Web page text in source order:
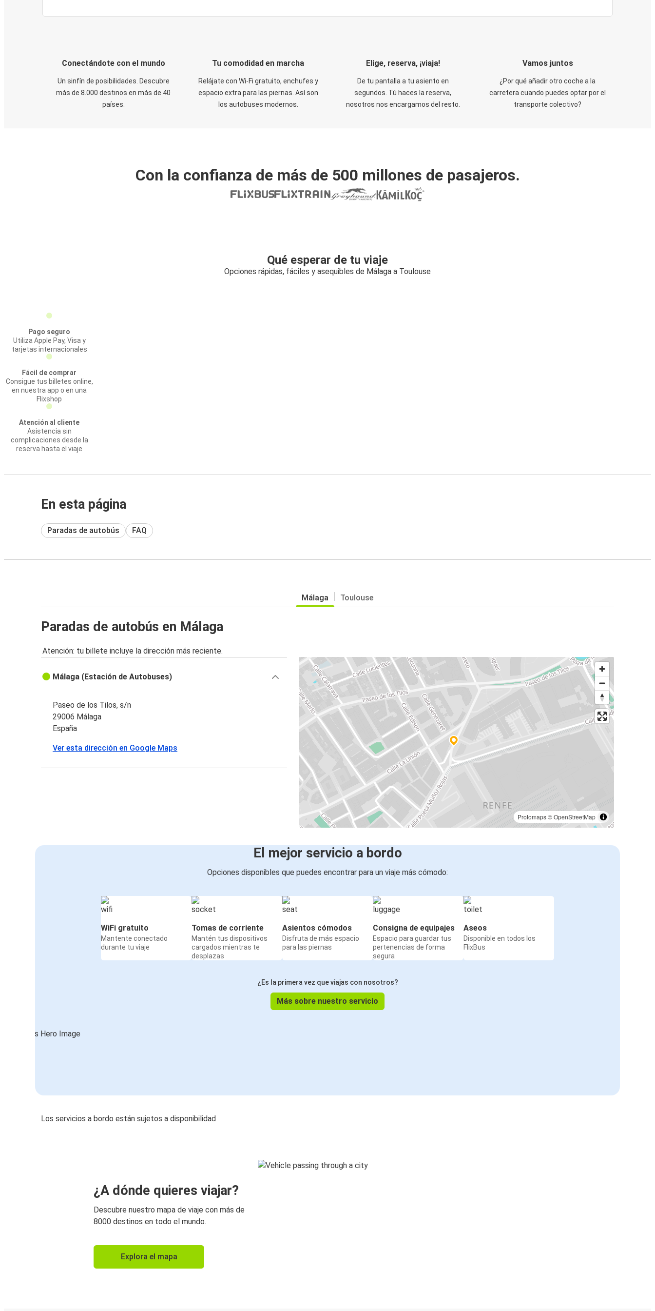
Conectándote con el mundo
Un sinfín de posibilidades. Descubre
más de 8.000 destinos en más de 40
países.
Tu comodidad en marcha
Relájate con Wi-Fi gratuito, enchufes y
espacio extra para las piernas. Así son
los autobuses modernos.
Elige, reserva, ¡viaja!
De tu pantalla a tu asiento en
segundos. Tú haces la reserva,
nosotros nos encargamos del resto.
Vamos juntos
¿Por qué añadir otro coche a la
carretera cuando puedes optar por el
transporte colectivo?
Con la confianza de más de 500 millones de pasajeros.
Qué esperar de tu viaje
Opciones rápidas, fáciles y asequibles de Málaga a Toulouse
Pago seguro
Utiliza Apple Pay, Visa y
tarjetas internacionales
Fácil de comprar
Consigue tus billetes online,
en nuestra app o en una
Flixshop
Atención al cliente
Asistencia sin
complicaciones desde la
reserva hasta el viaje
En esta página
Paradas de autobús FAQ
Málaga Toulouse
Paradas de autobús en Málaga
Atención: tu billete incluye la dirección más reciente.
Protomaps©OpenStreetMap
Málaga (Estación de Autobuses)
Paseo de los Tilos, s/n
29006 Málaga
España
Ver esta dirección en Google Maps
El mejor servicio a bordo
Opciones disponibles que puedes encontrar para un viaje más cómodo:
WiFi gratuito
Mantente conectado
durante tu viaje
Tomas de corriente
Mantén tus dispositivos
cargados mientras te
desplazas
Asientos cómodos
Disfruta de más espacio
para las piernas
Consigna de equipajes
Espacio para guardar tus
pertenencias de forma
segura
Aseos
Disponible en todos los
FlixBus
¿Es la primera vez que viajas con nosotros?
Más sobre nuestro servicio
Los servicios a bordo están sujetos a disponibilidad
¿A dónde quieres viajar?
Descubre nuestro mapa de viaje con más de
8000 destinos en todo el mundo.
Explora el mapa